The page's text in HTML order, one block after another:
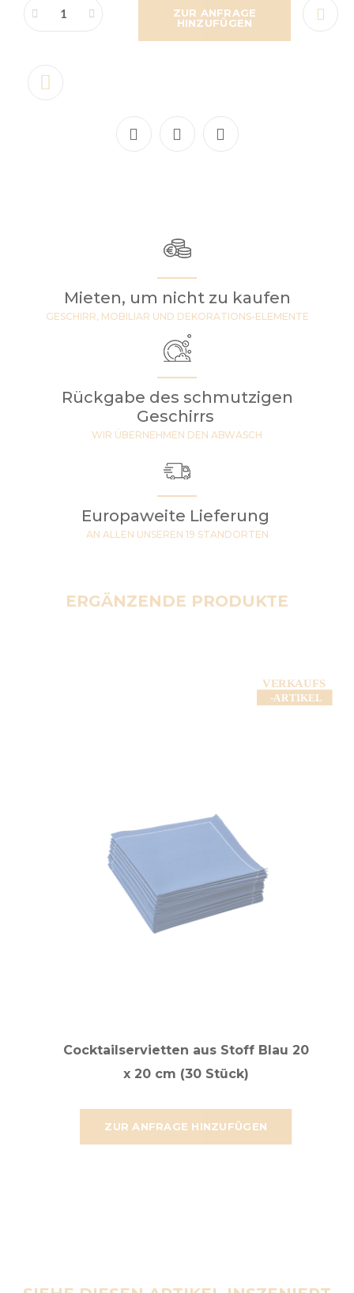
ZUR ANFRAGE
HINZUFÜGEN
Mieten, um nicht zu kaufen
GESCHIRR, MOBILIAR UND DEKORATIONS-ELEMENTE
Rückgabe des schmutzigen
Geschirrs
WIR ÜBERNEHMEN DEN ABWASCH
Europaweite Lieferung
AN ALLEN UNSEREN 19 STANDORTEN
ERGÄNZENDE PRODUKTE
ZUR ANFRAGE HINZUFÜGEN
Cocktailservietten aus Stoff Blau 20
x 20 cm (30 Stück)